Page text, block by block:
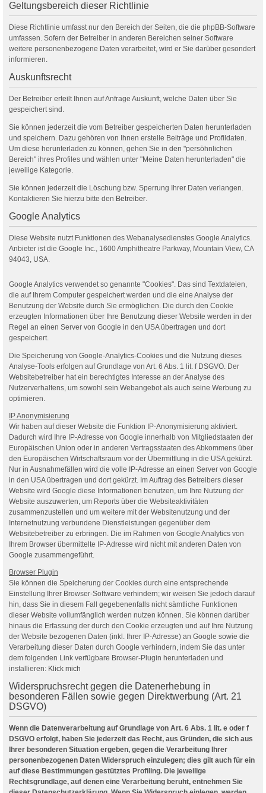
Geltungsbereich dieser Richtlinie
Diese Richtlinie umfasst nur den Bereich der Seiten, die die phpBB-Software
umfassen. Sofern der Betreiber in anderen Bereichen seiner Software
weitere personenbezogene Daten verarbeitet, wird er Sie darüber gesondert
informieren.
Auskunftsrecht
Der Betreiber erteilt Ihnen auf Anfrage Auskunft, welche Daten über Sie
gespeichert sind.
Sie können jederzeit die vom Betreiber gespeicherten Daten herunterladen
und speichern. Dazu gehören von Ihnen erstelle Beiträge und Profildaten.
Um diese herunterladen zu können, gehen Sie in den "persöhnlichen
Bereich" ihres Profiles und wählen unter "Meine Daten herunterladen" die
jeweilige Kategorie.
Sie können jederzeit die Löschung bzw. Sperrung Ihrer Daten verlangen.
Kontaktieren Sie hierzu bitte den Betreiber.
Google Analytics
Diese Website nutzt Funktionen des Webanalysedienstes Google Analytics.
Anbieter ist die Google Inc., 1600 Amphitheatre Parkway, Mountain View, CA
94043, USA.
Google Analytics verwendet so genannte "Cookies". Das sind Textdateien,
die auf Ihrem Computer gespeichert werden und die eine Analyse der
Benutzung der Website durch Sie ermöglichen. Die durch den Cookie
erzeugten Informationen über Ihre Benutzung dieser Website werden in der
Regel an einen Server von Google in den USA übertragen und dort
gespeichert.
Die Speicherung von Google-Analytics-Cookies und die Nutzung dieses
Analyse-Tools erfolgen auf Grundlage von Art. 6 Abs. 1 lit. f DSGVO. Der
Websitebetreiber hat ein berechtigtes Interesse an der Analyse des
Nutzerverhaltens, um sowohl sein Webangebot als auch seine Werbung zu
optimieren.
IP Anonymisierung
Wir haben auf dieser Website die Funktion IP-Anonymisierung aktiviert.
Dadurch wird Ihre IP-Adresse von Google innerhalb von Mitgliedstaaten der
Europäischen Union oder in anderen Vertragsstaaten des Abkommens über
den Europäischen Wirtschaftsraum vor der Übermittlung in die USA gekürzt.
Nur in Ausnahmefällen wird die volle IP-Adresse an einen Server von Google
in den USA übertragen und dort gekürzt. Im Auftrag des Betreibers dieser
Website wird Google diese Informationen benutzen, um Ihre Nutzung der
Website auszuwerten, um Reports über die Websiteaktivitäten
zusammenzustellen und um weitere mit der Websitenutzung und der
Internetnutzung verbundene Dienstleistungen gegenüber dem
Websitebetreiber zu erbringen. Die im Rahmen von Google Analytics von
Ihrem Browser übermittelte IP-Adresse wird nicht mit anderen Daten von
Google zusammengeführt.
Browser Plugin
Sie können die Speicherung der Cookies durch eine entsprechende
Einstellung Ihrer Browser-Software verhindern; wir weisen Sie jedoch darauf
hin, dass Sie in diesem Fall gegebenenfalls nicht sämtliche Funktionen
dieser Website vollumfänglich werden nutzen können. Sie können darüber
hinaus die Erfassung der durch den Cookie erzeugten und auf Ihre Nutzung
der Website bezogenen Daten (inkl. Ihrer IP-Adresse) an Google sowie die
Verarbeitung dieser Daten durch Google verhindern, indem Sie das unter
dem folgenden Link verfügbare Browser-Plugin herunterladen und
installieren: Klick mich
Widerspruchsrecht gegen die Datenerhebung in
besonderen Fällen sowie gegen Direktwerbung (Art. 21
DSGVO)
Wenn die Datenverarbeitung auf Grundlage von Art. 6 Abs. 1 lit. e oder f
DSGVO erfolgt, haben Sie jederzeit das Recht, aus Gründen, die sich aus
Ihrer besonderen Situation ergeben, gegen die Verarbeitung Ihrer
personenbezogenen Daten Widerspruch einzulegen; dies gilt auch für ein
auf diese Bestimmungen gestütztes Profiling. Die jeweilige
Rechtsgrundlage, auf denen eine Verarbeitung beruht, entnehmen Sie